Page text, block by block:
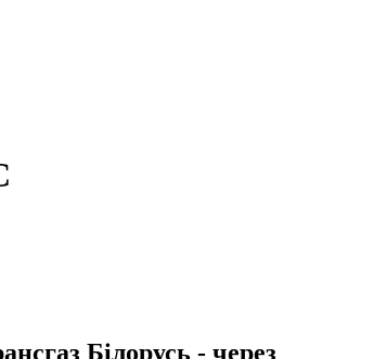
Білорусь - через